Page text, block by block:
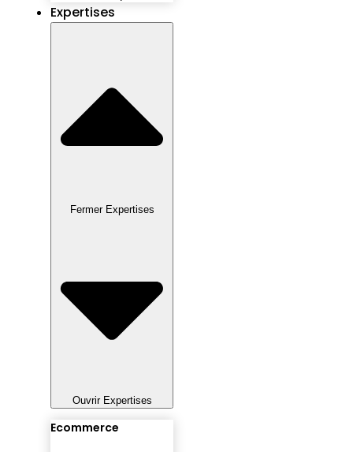
Expertises
Fermer Expertises
Ouvrir Expertises
Ecommerce